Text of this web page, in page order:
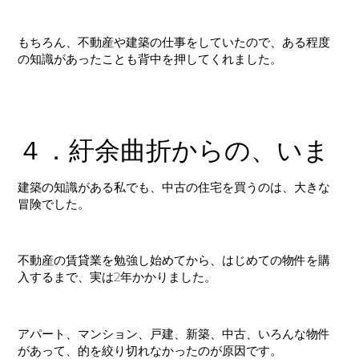
もちろん、不動産や建築の仕事をしていたので、ある程度
の知識があったことも背中を押してくれました。
４．紆余曲折からの、いま
建築の知識がある私でも、中古の住宅を買うのは、大きな
冒険でした。
不動産の賃貸業を勉強し始めてから、はじめての物件を購
入するまで、実は2年かかりました。
アパート、マンション、戸建、新築、中古、いろんな物件
があって、的を絞り切れなかったのが原因です。